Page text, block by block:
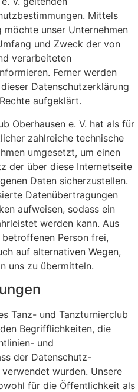
Mittels
unser Unternehmen
und Zweck der von
verarbeiteten
Ferner werden
Datenschutzerklärung
aufgeklärt.
Oberhausen e. V. hat als für
zahlreiche technische
umgesetzt, um einen
der über diese Internetseite
Daten sicherzustellen.
Datenübertragungen
aufweisen, sodass ein
werden kann. Aus
Person frei,
auf alternativen Wegen,
uns zu übermitteln.
Tanz- und Tanzturnierclub
Begrifflichkeiten, die
und
der Datenschutz-
wurden. Unsere
für die Öffentlichkeit als